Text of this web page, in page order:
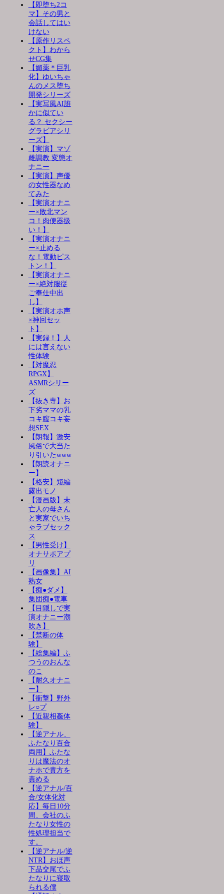
【即堕ち2コ
マ】その男と
会話してはい
けない
【原作リスペ
クト】わから
せCG集
【媚薬＊巨乳
化】ゆいちゃ
んのメス堕ち
開発シリーズ
【実写風AI誰
かに似てい
る？ セクシー
グラビアシリ
ーズ】
【実演】マゾ
雌調教 変態オ
ナニー
【実演】声優
の女性器なめ
てみた
【実演オナニ
ー×敗北マン
コ！肉便器扱
い！】
【実演オナニ
ー×止める
な！電動ピス
トン！】
【実演オナニ
ー×絶対服従
ご奉仕中出
し】
【実演オホ声
×神回セッ
ト】
【実録！】人
には言えない
性体験
【対魔忍
RPGX】
ASMRシリー
ズ
【抜き専】お
下劣ママの乳
コキ膣コキ妄
想SEX
【朗報】激安
風俗で大当た
り引いたwww
【朗読オナニ
ー】
【格安】短編
露出モノ
【漫画版】未
亡人の母さん
と実家でいち
ゃラブセック
ス
【男性受け】
オナサポアプ
リ
【画像集】AI
熟女
【痴●ダメ】
集団痴●電車
【目隠しで実
演オナニー潮
吹き】
【禁断の体
験】
【総集編】ふ
つうのおんな
のこ
【耐久オナニ
ー】
【衝撃】野外
レ○プ
【近親相姦体
験】
【逆アナル、
ふたなり百合
両用】ふたな
りは魔法のオ
ナホで貴方を
責める
【逆アナル/百
合/女体化対
応】毎日10分
間、会社のふ
たなり女性の
性処理担当で
す。
【逆アナル/逆
NTR】おほ声
下品交尾でふ
たなりに寝取
られる僕